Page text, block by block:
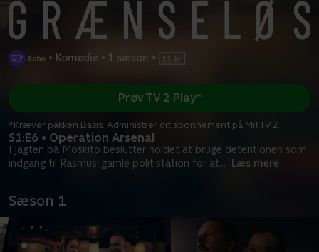
• Komedie • 1 sæson •
S1:E6 • Operation Arsenal
I jagten på Moskito beslutter holdet at bruge detentionen som
indgang til Rasmus’ gamle politistation for at... Læs mere
Prøv TV 2 Play*
*Kræver pakken Basis. Administrer dit abonnement på Mit TV 2.
Sæson 1